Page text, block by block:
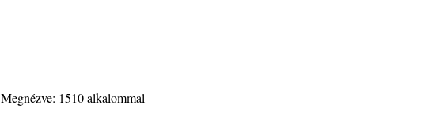
Megnézve: 1510 alkalommal